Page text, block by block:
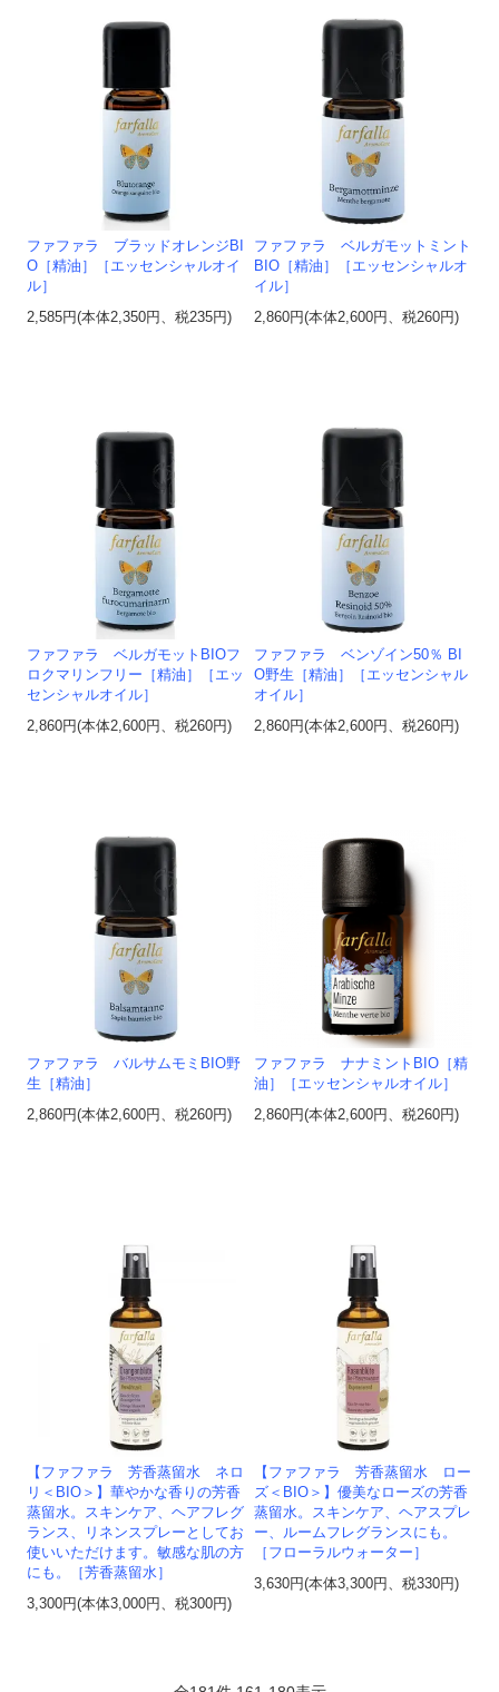
ファファラ ブラッドオレンジBI
O［精油］［エッセンシャルオイ
ル］
2,585円(本体2,350円、税235円)
ファファラ ベルガモットミント
BIO［精油］［エッセンシャルオ
イル］
2,860円(本体2,600円、税260円)
ファファラ ベルガモットBIOフ
ロクマリンフリー［精油］［エッ
センシャルオイル］
2,860円(本体2,600円、税260円)
ファファラ ベンゾイン50％ BI
O野生［精油］［エッセンシャル
オイル］
2,860円(本体2,600円、税260円)
ファファラ バルサムモミBIO野
生［精油］
2,860円(本体2,600円、税260円)
ファファラ ナナミントBIO［精
油］［エッセンシャルオイル］
2,860円(本体2,600円、税260円)
【ファファラ 芳香蒸留水 ネロ
リ＜BIO＞】華やかな香りの芳香
蒸留水。スキンケア、ヘアフレグ
ランス、リネンスプレーとしてお
使いいただけます。敏感な肌の方
にも。［芳香蒸留水］
3,300円(本体3,000円、税300円)
【ファファラ 芳香蒸留水 ロー
ズ＜BIO＞】優美なローズの芳香
蒸留水。スキンケア、ヘアスプレ
ー、ルームフレグランスにも。
［フローラルウォーター］
3,630円(本体3,300円、税330円)